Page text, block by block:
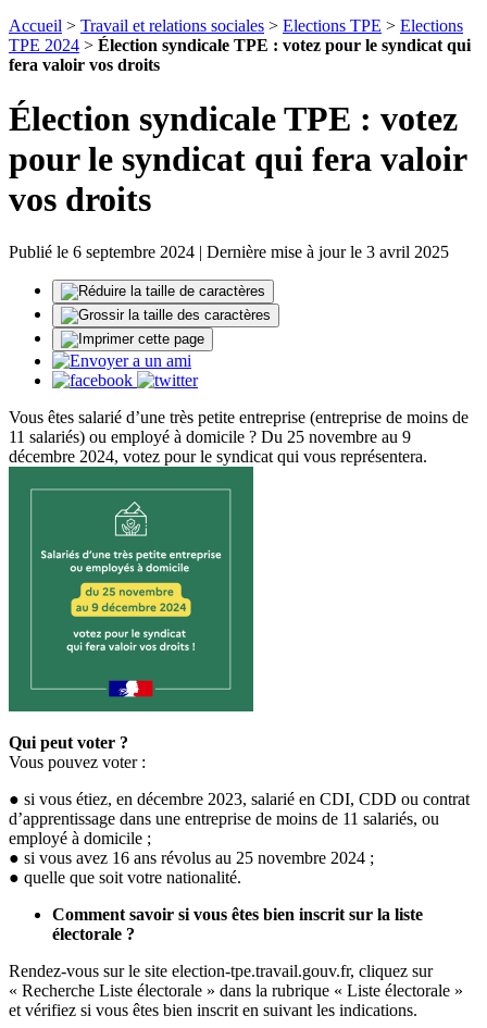
Accueil > Travail et relations sociales > Elections TPE > Elections
TPE 2024 > Élection syndicale TPE : votez pour le syndicat qui
fera valoir vos droits
Élection syndicale TPE : votez
pour le syndicat qui fera valoir
vos droits
Publié le 6 septembre 2024 | Dernière mise à jour le 3 avril 2025
Vous êtes salarié d’une très petite entreprise (entreprise de moins de
11 salariés) ou employé à domicile ? Du 25 novembre au 9
décembre 2024, votez pour le syndicat qui vous représentera.
Qui peut voter ?
Vous pouvez voter :
● si vous étiez, en décembre 2023, salarié en CDI, CDD ou contrat
d’apprentissage dans une entreprise de moins de 11 salariés, ou
employé à domicile ;
● si vous avez 16 ans révolus au 25 novembre 2024 ;
● quelle que soit votre nationalité.
Comment savoir si vous êtes bien inscrit sur la liste
électorale ?
Rendez-vous sur le site election-tpe.travail.gouv.fr, cliquez sur
« Recherche Liste électorale » dans la rubrique « Liste électorale »
et vérifiez si vous êtes bien inscrit en suivant les indications.